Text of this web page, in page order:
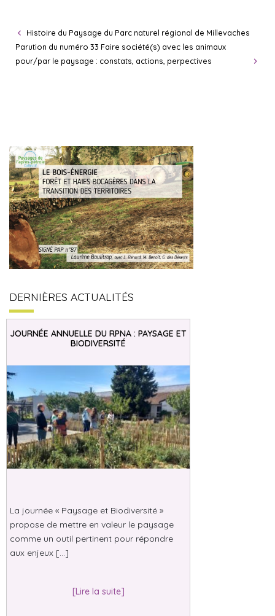
Histoire du Paysage du Parc naturel régional de Millevaches
Parution du numéro 33 Faire société(s) avec les animaux
pour/par le paysage : constats, actions, perpectives
DERNIÈRES ACTUALITÉS
JOURNÉE ANNUELLE DU RPNA : PAYSAGE ET
BIODIVERSITÉ
La journée « Paysage et Biodiversité »
propose de mettre en valeur le paysage
comme un outil pertinent pour répondre
aux enjeux […]
[Lire la suite]